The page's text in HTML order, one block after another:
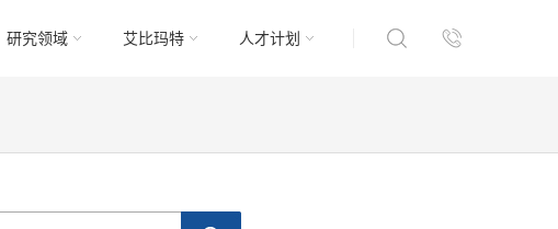
研究领域 艾比玛特 人才计划